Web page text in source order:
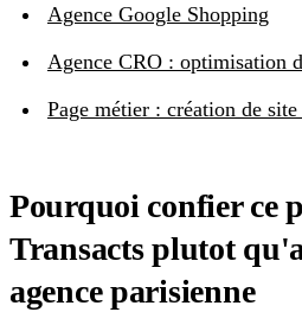
Agence Google Shopping
Agence CRO : optimisation
Page métier : création de
Pourquoi confier ce
Transacts plutot
agence parisienne